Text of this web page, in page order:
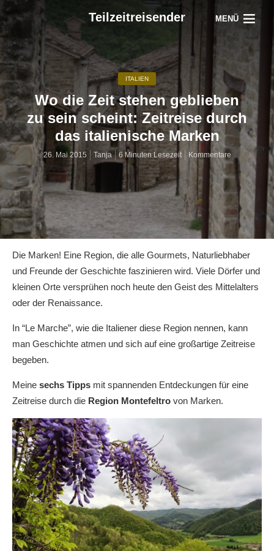
Teilzeitreisender MENÜ
ITALIEN
Wo die Zeit stehen geblieben
zu sein scheint: Zeitreise durch
das italienische Marken
26. Mai 2015 Tanja 6 Minuten Lesezeit Kommentare
Die Marken! Eine Region, die alle Gourmets, Naturliebhaber
und Freunde der Geschichte faszinieren wird. Viele Dörfer und
kleinen Orte versprühen noch heute den Geist des Mittelalters
oder der Renaissance.
In “Le Marche”, wie die Italiener diese Region nennen, kann
man Geschichte atmen und sich auf eine großartige Zeitreise
begeben.
Meine sechs Tipps mit spannenden Entdeckungen für eine
Zeitreise durch die Region Montefeltro von Marken.